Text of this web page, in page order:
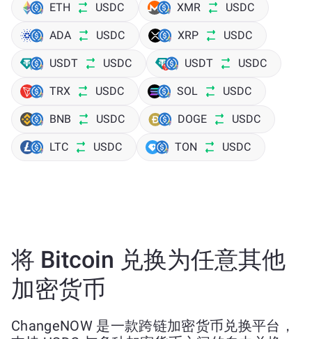
ETH USDC XMR USDC
ADA USDC XRP USDC
USDT USDC USDT USDC
TRX USDC SOL USDC
BNB USDC DOGE USDC
LTC USDC TON USDC
将 Bitcoin 兑换为任意其他
加密货币
ChangeNOW 是一款跨链加密货币兑换平台，